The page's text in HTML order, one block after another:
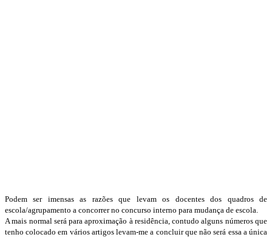
Podem ser imensas as razões que levam os docentes dos quadros de
escola/agrupamento a concorrer no concurso interno para mudança de escola.
A mais normal será para aproximação à residência, contudo alguns números que
tenho colocado em vários artigos levam-me a concluir que não será essa a única